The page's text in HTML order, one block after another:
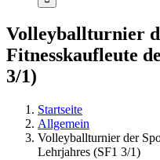
Volleyballturnier
Fitnesskaufleute
3/1)
Startseite
Allgemein
Volleyballturnier der
Lehrjahres (SF1 3/1)